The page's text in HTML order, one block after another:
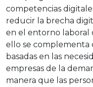
competencias
reducir la brecha
en el entorno laboral
ello se complementa
basadas en las
empresas de la
manera que las